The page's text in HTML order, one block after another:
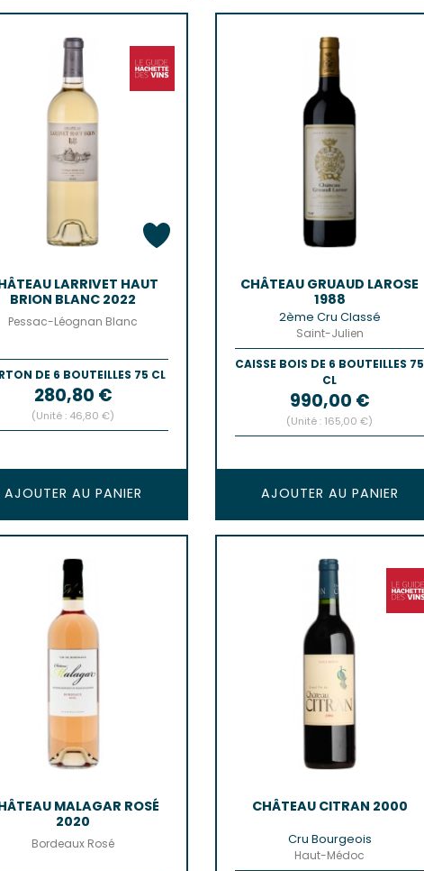
LARRIVET HAUT
BRION BLANC 2022
Pessac-Léognan Blanc
DE 6 BOUTEILLES 75 CL
Prix
280,80 €
(Unité : 46,80 €)
AJOUTER AU PANIER
CHÂTEAU GRUAUD LAROSE
1988
2ème Cru Classé
Saint-Julien
CAISSE BOIS DE 6 BOUTEILLES 75
CL
Prix
990,00 €
(Unité : 165,00 €)
AJOUTER AU PANIER
MALAGAR ROSÉ
2020
Bordeaux Rosé
CHÂTEAU CITRAN 2000
Cru Bourgeois
Haut-Médoc